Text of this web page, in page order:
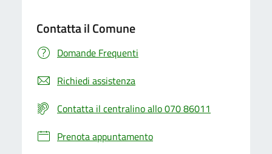
Contatta il Comune
Domande Frequenti
Richiedi assistenza
Contatta il centralino allo 070 86011
Prenota appuntamento